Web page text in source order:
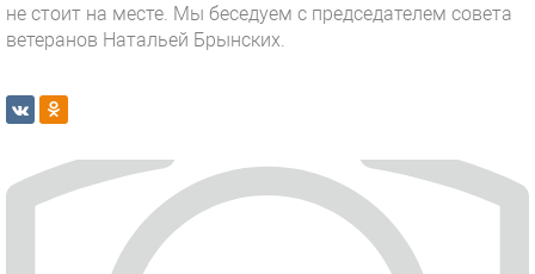
не стоит на месте. Мы беседуем с председателем совета
ветеранов Натальей Брынских.